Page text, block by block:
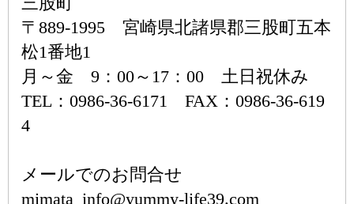
〒889-1995 宮崎県北諸県郡三股町五本
松1番地1
月～金 9：00～17：00 土日祝休み
TEL：0986-36-6171 FAX：0986-36-619
4
メールでのお問合せ
mimata_info@yummy-life39.com